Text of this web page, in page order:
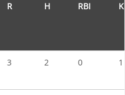
R H RBI K
3 2 0 1